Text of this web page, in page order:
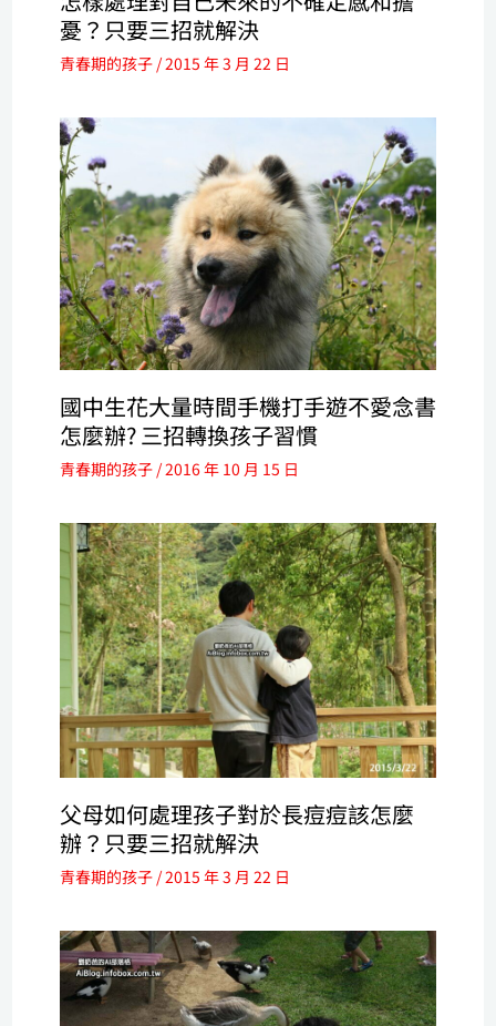
憂？只要三招就解決
青春期的孩子/2015 年 3 月 22 日
國中生花大量時間手機打手遊不愛念書
怎麼辦? 三招轉換孩子習慣
青春期的孩子/2016 年 10 月 15 日
父母如何處理孩子對於長痘痘該怎麼
辦？只要三招就解決
青春期的孩子/2015 年 3 月 22 日